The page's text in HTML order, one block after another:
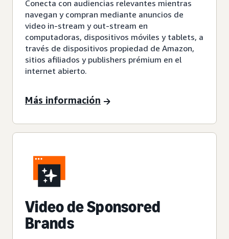
Conecta con audiencias relevantes mientras
navegan y compran mediante anuncios de
video in-stream y out-stream en
computadoras, dispositivos móviles y tablets, a
través de dispositivos propiedad de Amazon,
sitios afiliados y publishers prémium en el
internet abierto.
Más información
Video de Sponsored
Brands